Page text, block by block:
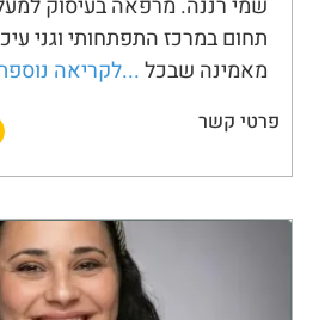
שמי רננה. מרפאה בעיסוק
תחום במרכז התפתחותי וגני
מאמינה שבכל...לקריאה
פרטי קשר